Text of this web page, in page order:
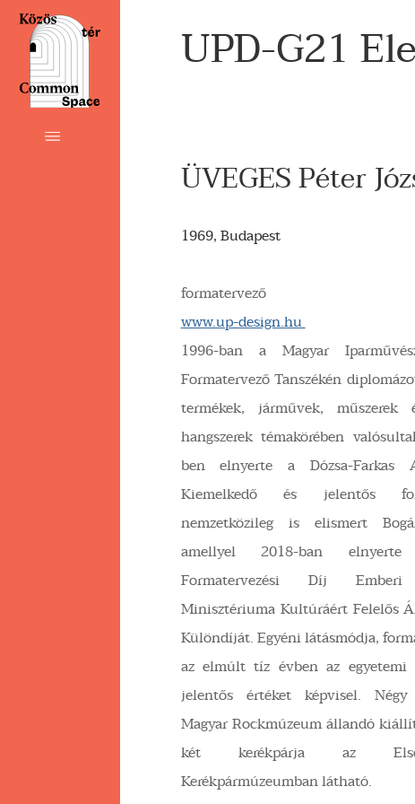
UPD-G21
ÜVEGES Péter
1969, Budapest
formatervező
www.up-design.hu
1996-ban a Magyar
Formatervező Tanszékén
termékek, járművek, műszerek
hangszerek témakörében
ben elnyerte a Dózsa-Farkas
Kiemelkedő és jelentős
nemzetközileg is elismert
amellyel 2018-ban
Formatervezési Díj Emberi
Minisztériuma Kultúráért Felelős
Különdíját. Egyéni látásmódja,
az elmúlt tíz évben az egyetemi
jelentős értéket képvisel. Négy
Magyar Rockmúzeum állandó
két kerékpárja az
Kerékpármúzeumban látható.